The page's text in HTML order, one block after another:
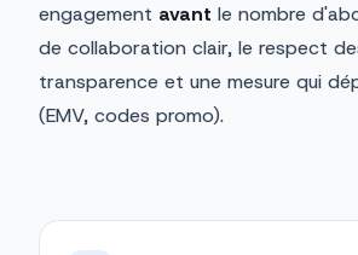
engagement avant le nombre
de collaboration clair, le respect
transparence et une mesure qui
(EMV, codes promo).